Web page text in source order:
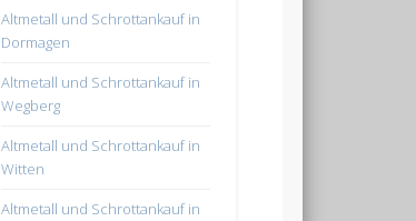
Altmetall und Schrottankauf in
Dormagen
Altmetall und Schrottankauf in
Wegberg
Altmetall und Schrottankauf in
Witten
Altmetall und Schrottankauf in